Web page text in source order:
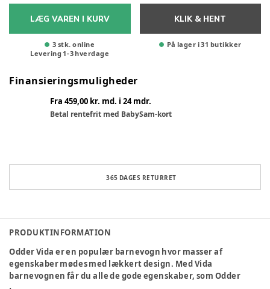
LÆG VAREN I KURV
3 stk. online
Levering 1-3hverdage
KLIK & HENT
På lager i 31 butikker
Finansieringsmuligheder
Fra 459,00 kr. md. i 24 mdr.
Betal rentefrit med BabySam-kort
365 DAGES RETURRET
PRODUKTINFORMATION
Odder Vida er en populær barnevogn hvor masser af
egenskaber mødes med lækkert design. Med Vida
barnevognen får du alle de gode egenskaber, som Odder